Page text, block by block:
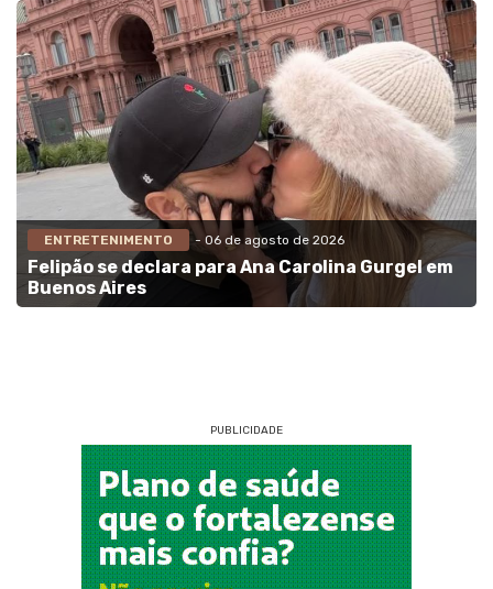
ENTRETENIMENTO - 06 de agosto de 2026
Felipão se declara para Ana Carolina Gurgel em
Buenos Aires
PUBLICIDADE